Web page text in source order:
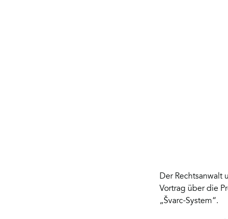
Der Rechtsanwalt
Vortrag über die
„Švarc-System“.